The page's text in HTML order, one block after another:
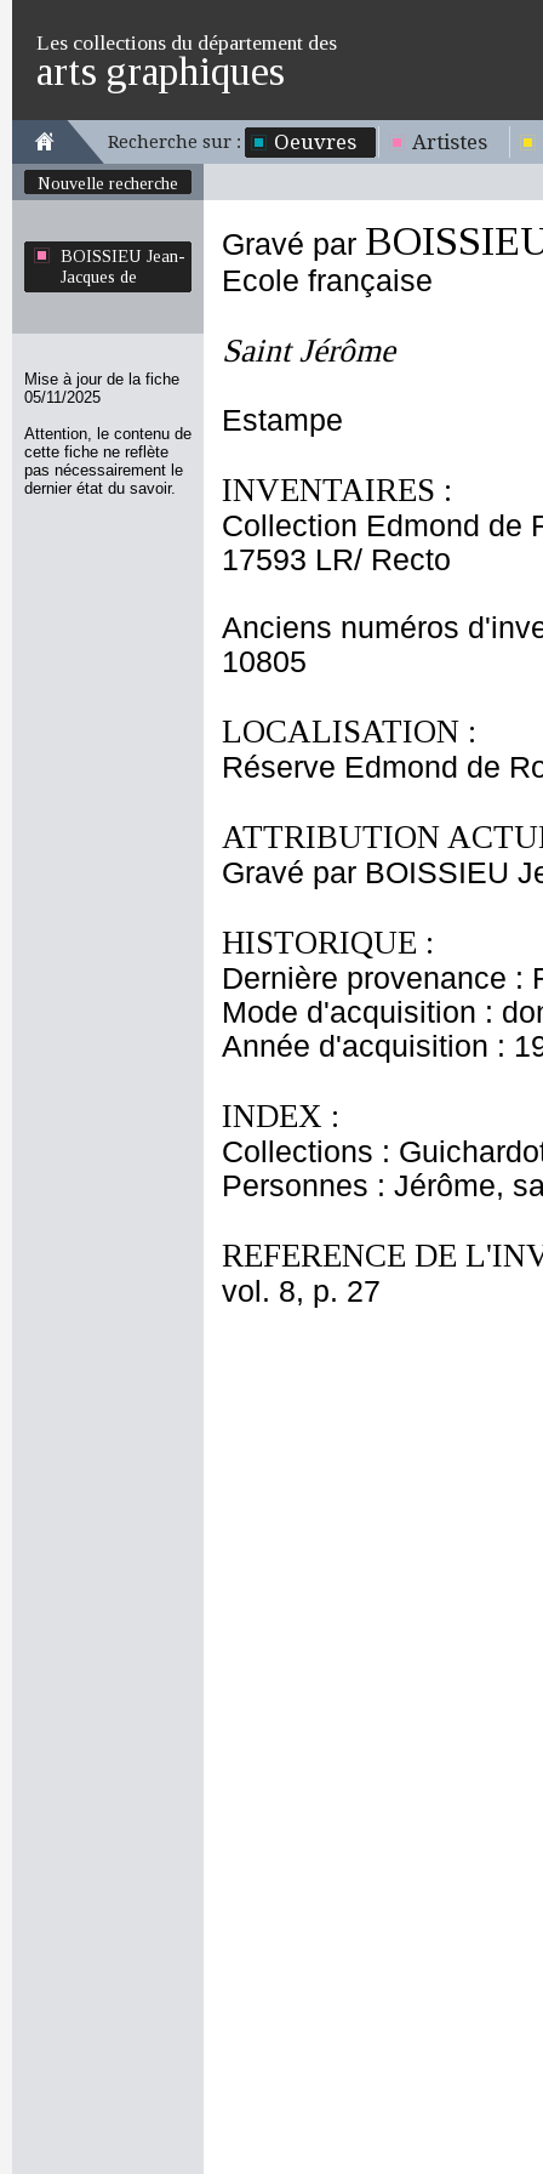
Les collections du département des
arts graphiques
Recherche sur : Oeuvres Artistes
Nouvelle recherche
BOISSIEU Jean-
Jacques de
Mise à jour de la fiche
05/11/2025
Attention, le contenu de
cette fiche ne reflète
pas nécessairement le
dernier état du savoir.
Gravé par
Ecole française
Saint Jérôme
Estampe
INVENTAIRES :
Collection Edmond de
17593 LR/ Recto
Anciens numéros
10805
LOCALISATION :
Réserve Edmond de
ATTRIBUTION
Gravé par BOISSIEU
HISTORIQUE :
Dernière provenance :
Mode d'acquisition :
Année d'acquisition :
INDEX :
Collections :
Personnes : Jérôme,
REFERENCE DE
vol. 8, p. 27